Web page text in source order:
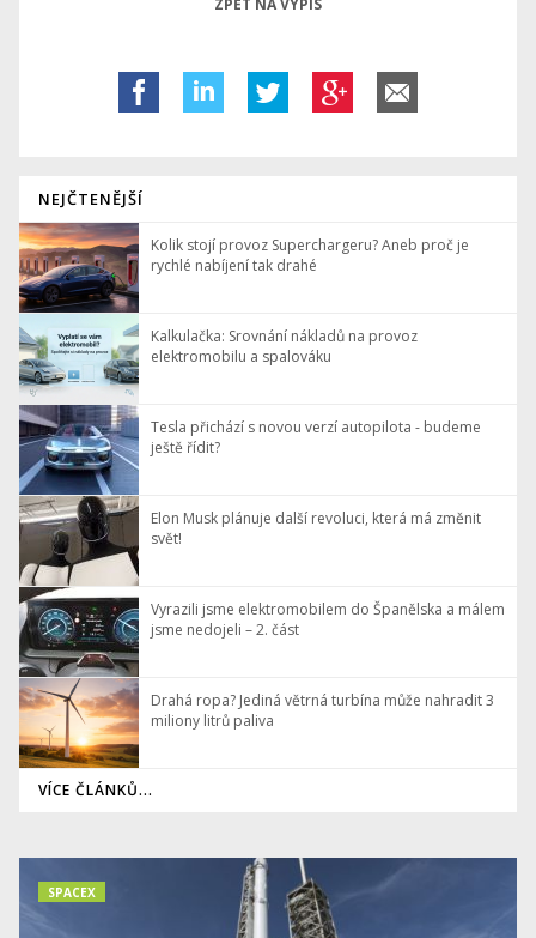
ZPĚT NA VÝPIS
NEJČTENĚJŠÍ
Kolik stojí provoz Superchargeru? Aneb proč je
rychlé nabíjení tak drahé
Kalkulačka: Srovnání nákladů na provoz
elektromobilu a spalováku
Tesla přichází s novou verzí autopilota - budeme
ještě řídit?
Elon Musk plánuje další revoluci, která má změnit
svět!
Vyrazili jsme elektromobilem do Španělska a málem
jsme nedojeli – 2. část
Drahá ropa? Jediná větrná turbína může nahradit 3
miliony litrů paliva
VÍCE ČLÁNKŮ...
SPACEX